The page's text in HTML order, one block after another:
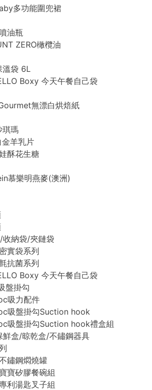
多功能圍兜裙
油瓶
ZERO橄欖油
溫袋 6L
Boxy 今天午餐自己袋
無漂白烘焙紙
琪瑪
羊乳片
酥花生糖
慕樂明燕麥(澳洲)
納袋/夾鏈袋
實袋系列
抗菌系列
Boxy 今天午餐自己袋
盤掛勾
吸力配件
吸盤掛勾Suction hook
吸盤掛勾Suction hook禮盒組
盒/晾乾盒/不鏽鋼器具
鏽鋼燜燒罐
寶矽膠餐碗組
利湯匙叉子組